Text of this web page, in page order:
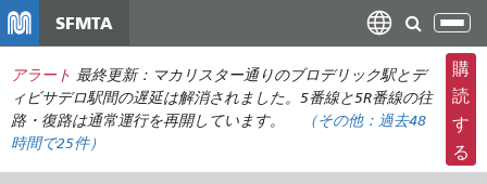
ン
コ
ン
ン
SFMTA
ナ
ビ
ゲ
ー
シ
ョ
アラート 最終更新：マカリスター通りのブロデリック駅とデ
ィビサデロ駅間の遅延は解消されました。5番線と5R番線の往
路・復路は通常運行を再開しています。
（その他： 過去48
時間で25件）
購
読
す
る